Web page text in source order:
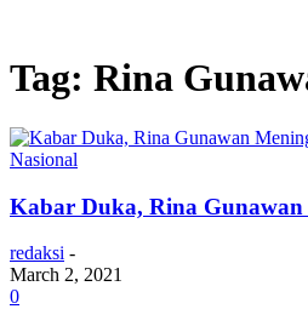
Tag: Rina
Nasional
Kabar Duka, Rina
redaksi -
March 2, 2021
0